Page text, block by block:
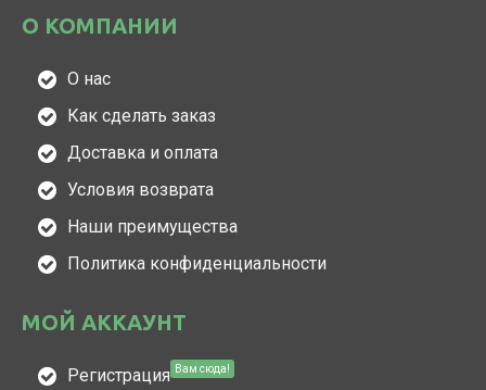
О КОМПАНИИ
О нас
Как сделать заказ
Доставка и оплата
Условия возврата
Наши преимущества
Политика конфиденциальности
МОЙ АККАУНТ
Регистрация Вам сюда!